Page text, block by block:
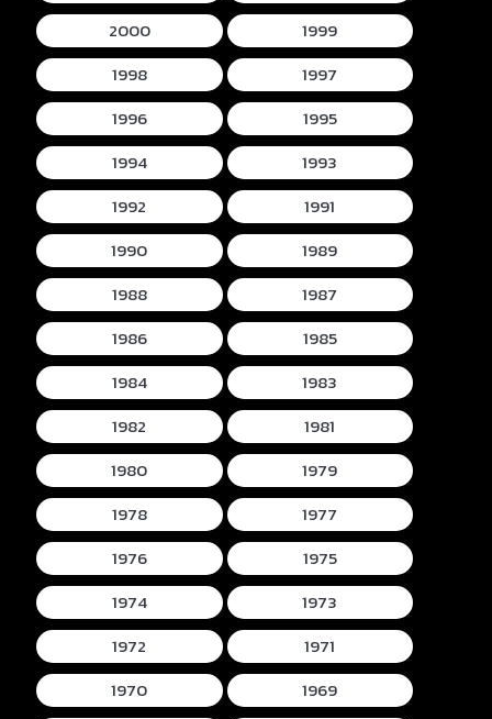
2000
1999
1998
1997
1996
1995
1994
1993
1992
1991
1990
1989
1988
1987
1986
1985
1984
1983
1982
1981
1980
1979
1978
1977
1976
1975
1974
1973
1972
1971
1970
1969